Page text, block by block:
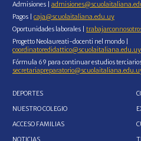
Admisiones |
Pagos | caja@scuolaitaliana.edu.uy
Oportunidades laborales |
Progetto Neolaureati-docenti nel mondo |
coordinatoredidattico@scuolaitaliana.edu.uy
Fórmula 69 para continuar estudios terciarios
DEPORTES
NUESTRO COLEGIO
ACCESO FAMILIAS